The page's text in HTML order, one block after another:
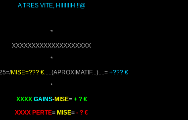
A TRES VITE, HIIIIIIIH !!@
*
XXXXXXXXXXXXXXXXXXXX
*
MISE=??? €.....(APROXIMATIF...)....= +??? €
*
XXXX GAINS-MISE= + ? €
XXXX PERTE= MISE= - ? €